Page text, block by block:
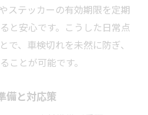
ステッカーの有効期限を定期
と安心です。こうした日常点
で、車検切れを未然に防ぎ、
ことが可能です。
備と対応策